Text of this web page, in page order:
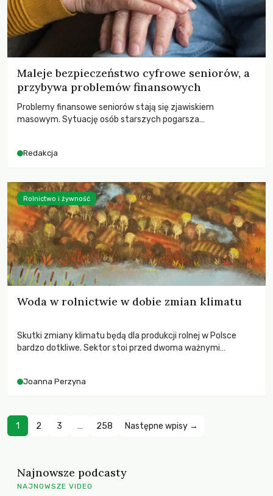
Maleje bezpieczeństwo cyfrowe seniorów, a
przybywa problemów finansowych
Problemy finansowe seniorów stają się zjawiskiem
masowym. Sytuację osób starszych pogarsza
Redakcja
Woda w rolnictwie w dobie zmian klimatu
Skutki zmiany klimatu będą dla produkcji rolnej w Polsce
bardzo dotkliwe. Sektor stoi przed dwoma ważnymi
zachodzących zmian klimatycznych. Wymagać to będzie
Joanna Perzyna
Rolnictwo i żywność
1 2 3 … 258 Następne wpisy →
Najnowsze podcasty
NAJNOWSZE VIDEO